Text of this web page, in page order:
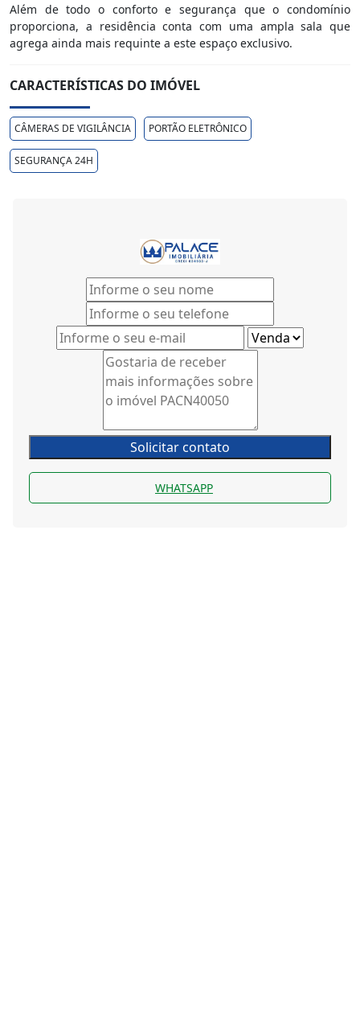
Além de todo o conforto e segurança que o condomínio
proporciona, a residência conta com uma ampla sala que
agrega ainda mais requinte a este espaço exclusivo.
CARACTERÍSTICAS DO IMÓVEL
CÂMERAS DE VIGILÂNCIA PORTÃO ELETRÔNICO
SEGURANÇA 24H
Solicitar contato
WHATSAPP